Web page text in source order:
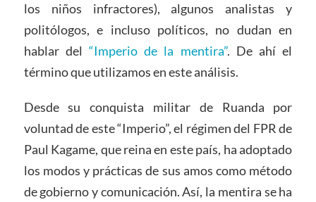
los niños infractores), algunos analistas y
politólogos, e incluso políticos, no dudan en
hablar del“Imperio de la mentira”. De ahí el
término que utilizamos en este análisis.
Desde su conquista militar de Ruanda por
voluntad de este “Imperio”, el régimen del FPR de
Paul Kagame, que reina en este país, ha adoptado
los modos y prácticas de sus amos como método
de gobierno y comunicación. Así, la mentira se ha